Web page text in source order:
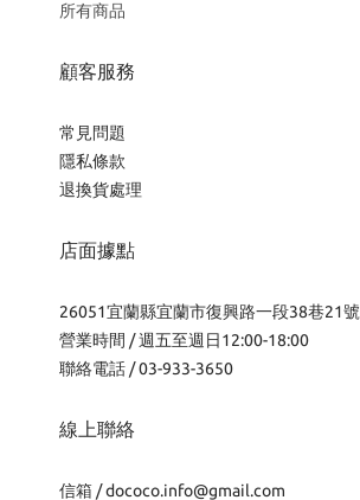
所有商品
顧客服務
常見問題
隱私條款
退換貨處理
店面據點
26051宜蘭縣宜蘭市復興路一段38巷21號
營業時間 / 週五至週日12:00-18:00
聯絡電話 / 03-933-3650
線上聯絡
信箱 /dococo.info@gmail.com